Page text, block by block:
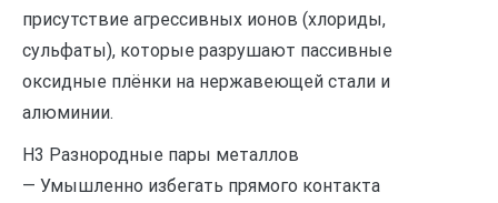
присутствие агрессивных ионов (хлориды,
сульфаты), которые разрушают пассивные
оксидные плёнки на нержавеющей стали и
алюминии.
H3 Разнородные пары металлов
— Умышленно избегать прямого контакта